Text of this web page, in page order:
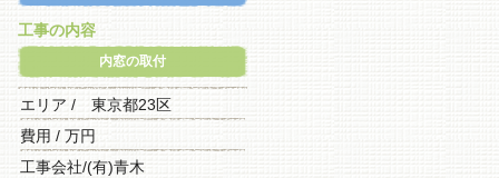
工事の内容
内窓の取付
エリア / 東京都23区
費用 / 万円
工事会社/(有)青木